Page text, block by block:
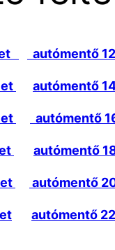
autómentő
autómentő
autómentő
autómentő
autómentő
autómentő